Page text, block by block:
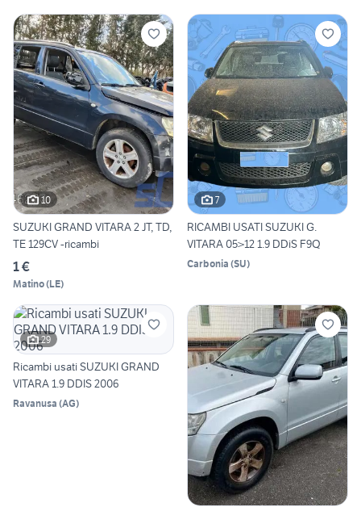
10
SUZUKI GRAND VITARA 2 JT, TD,
TE 129CV -ricambi
1 €
Matino(LE)
7
RICAMBI USATI SUZUKI G.
VITARA 05>12 1.9 DDiS F9Q
Carbonia (SU)
29
Ricambi usati SUZUKI GRAND
VITARA 1.9 DDIS 2006
Ravanusa (AG)